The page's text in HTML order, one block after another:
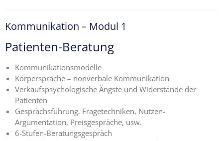
Kommunikation – Modul 1
Patienten-Beratung
Kommunikationsmodelle
Körpersprache – nonverbale Kommunikation
Verkaufspsychologische Ängste und Widerstände der
Patienten
Gesprächsführung, Fragetechniken, Nutzen-
Argumentation, Preisgespräche, usw.
6-Stufen-Beratungsgespräch